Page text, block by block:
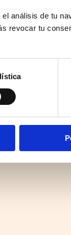
análisis de tu
revocar tu